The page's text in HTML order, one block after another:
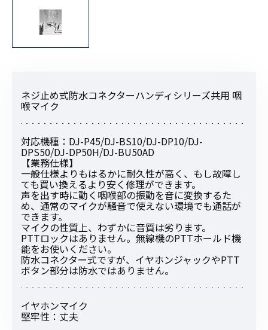
ネジ止め式防水コネクターハンディシリーズ共用 咽
喉マイク
対応機種：DJ-P45/DJ-BS10/DJ-DP10/DJ-
DPS50/DJ-DP50H/DJ-BU50AD
【業務仕様】
一般仕様よりもはるかに耐久性が高く、もし故障し
ても買い換えるより安く修理ができます。
声を出す時に動く咽喉部の振動を音に変換するた
め、通常のマイクが騒音で使えない環境でも通話が
できます。
マイクの性質上、わずかに音質は劣ります。
PTTロックはありません。無線機のPTTホールド機
能をお使いください。
防水コネクター式ですが、イヤホンジャックやPTT
ボタン部分は防水ではありません。
イヤホンマイク
堅牢性：丈夫